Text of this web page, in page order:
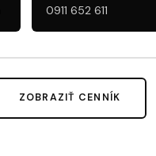
0911 652 611
ZOBRAZIŤ CENNÍK